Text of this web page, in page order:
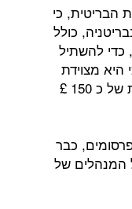
באירופה בעלות של כ 150 £